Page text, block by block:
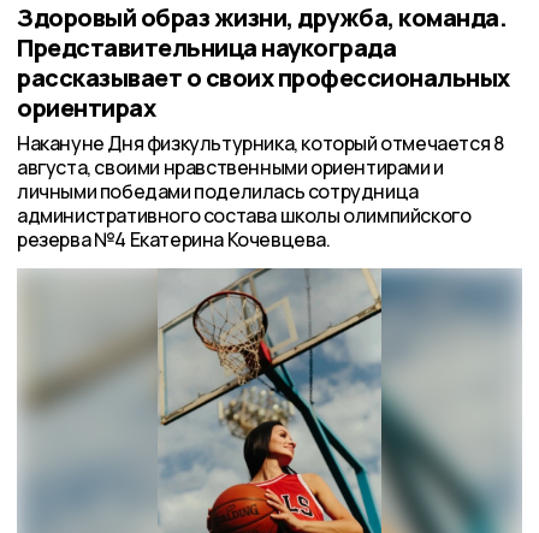
Здоровый образ жизни, дружба, команда.
Представительница наукограда
рассказывает о своих профессиональных
ориентирах
Накануне Дня физкультурника, который отмечается 8
августа, своими нравственными ориентирами и
личными победами поделилась сотрудница
административного состава школы олимпийского
резерва №4 Екатерина Кочевцева.